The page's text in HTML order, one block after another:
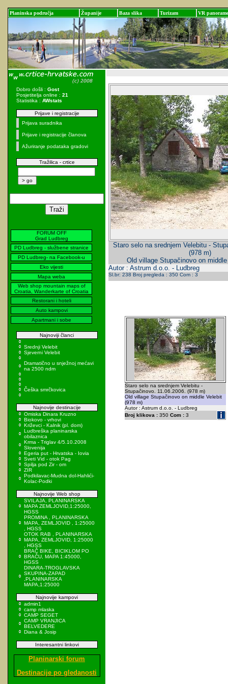
Planinska područja Županije Baza slika Turizam VR panorame
Dobro došli : Gost
Posjetitelja online : 21
Statistika : AWstats
Prijave i registracije
Prijava suradnika
Prijave i registracije članova
Ažuriranje podataka gradovi
Tražilica - crtice
FORUM OFF
Grad Ludbreg
PD Ludbreg - službene stranice
PD Ludbreg- na Facebook-u
Eko vijesti
Mapa weba
Web shop mountain maps of
Croatia, Wanderkarte of Croatia
Restorani i hoteli
Auto kampovi
Apartmani i sobe
Najnoviji članci
Srednji Velebit
Sjeverni Velebit
Dramatično u snježnoj mećavi
na 2500 ndm
Češka smrčkovica
Najnovije destinacije
Omiska Dinara Kruzno
Biokovo - vrhovi
Križevci - Kalnik (pl. dom)
Ludbreška planinarska
obilaznica
Krma - Triglav 4/5.10.2008
Slovenija
Egeria put - Hrvatska - Iovia
Sveti Vid - otok Pag
Spilja pod Zir - om
ZIR
Podkilavac-Mudna dol-Hahlići-
Kolac-Podki
Najnovije Web shop
SVILAJA, PLANINARSKA
MAPA ZEMLJOVID,1:25000,
HGSS
PROMINA , PLANINARSKA
MAPA, ZEMLJOVID , 1:25000
, HGSS
OTOK RAB , PLANINARSKA
MAPA, ZEMLJOVID, 1:25000
, HGSS
BRAČ BIKE, BICIKLOM PO
BRAČU, MAPA 1:45000,
HGSS
DINARA-TROGLAVSKA
SKUPINA-ZAPAD
,PLANINARSKA
MAPA,1:25000
Najnovije kampovi
admin1
camp mlaska
CAMP SEGET
CAMP VRANJICA
BELVEDERE
Diana & Josip
Interesantni linkovi
Planinarski forum
Destinacije po gledanosti
Staro selo na srednjem Velebitu -
(978 m)
Old village Stupačinovo on
Autor : Astrum d.o.o. - Ludbreg
Sl.br: 238 Broj pregleda : 350 Com : 3
Staro selo na srednjem Velebitu -
Stupačinovo. 11.06.2006. (978 m)
Old village Stupačinovo on middle Velebit
(978 m)
Autor : Astrum d.o.o. - Ludbreg
Broj klikova :350 Com :3